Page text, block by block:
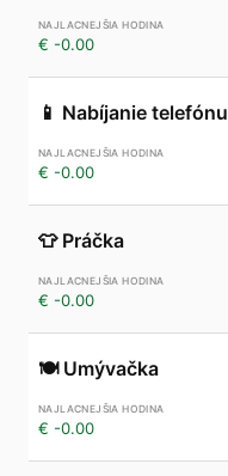
€ -0.00
📱 Nabíjanie telefónu
€ -0.00
👕 Práčka
€ -0.00
🍽️ Umývačka
€ -0.00